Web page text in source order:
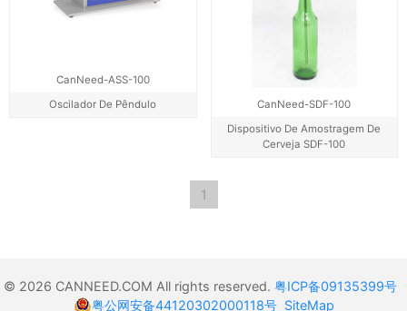
CanNeed-ASS-100
Oscilador De Pêndulo
CanNeed-SDF-100
Dispositivo De Amostragem De
Cerveja SDF-100
1
© 2026 CANNEED.COM All rights reserved. 粤ICP备09135399号
粤公网安备44120302000118号 SiteMap